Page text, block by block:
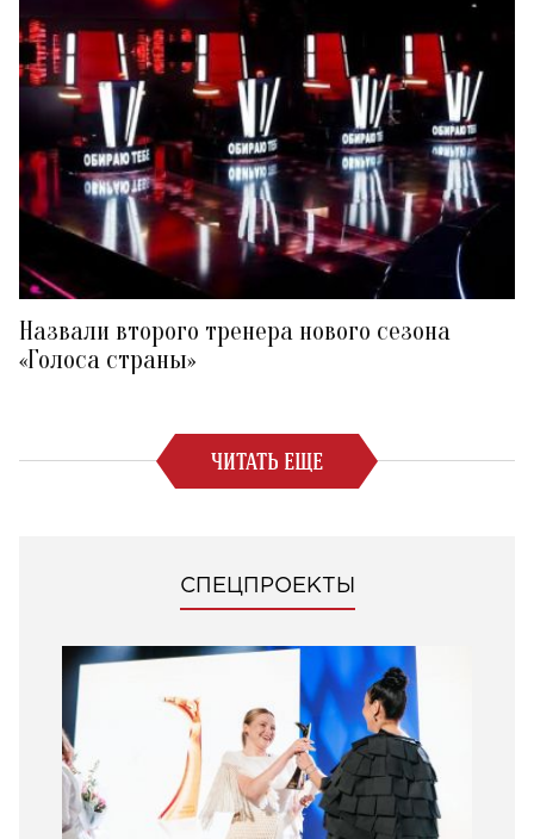
Назвали второго тренера нового сезона
«Голоса страны»
ЧИТАТЬ ЕЩЕ
СПЕЦПРОЕКТЫ